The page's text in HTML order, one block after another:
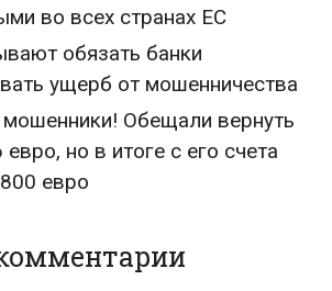
во всех странах ЕС
обязать банки
ущерб от мошенничества
Обещали вернуть
но в итоге с его счета
евро